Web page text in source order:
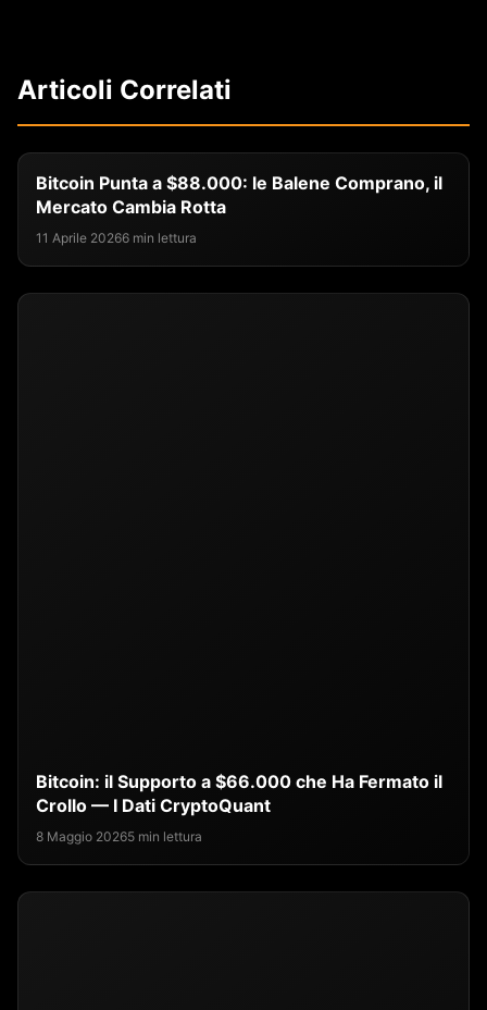
Articoli Correlati
Bitcoin Punta a $88.000: le Balene Comprano, il
Mercato Cambia Rotta
11 Aprile 20266 min lettura
Bitcoin: il Supporto a $66.000 che Ha Fermato il
Crollo — I Dati CryptoQuant
8 Maggio 20265 min lettura